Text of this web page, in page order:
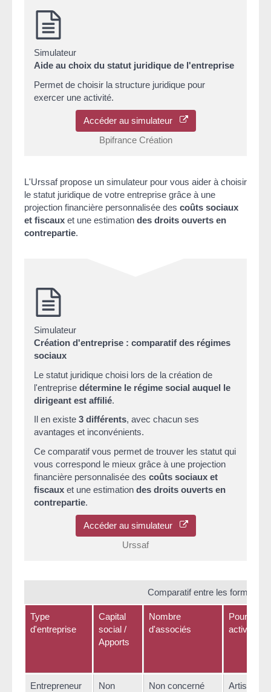
Simulateur
Aide au choix du statut juridique de l'entreprise
Permet de choisir la structure juridique pour
exercer une activité.
Accéder au simulateur
Bpifrance Création
L'Urssaf propose un simulateur pour vous aider à choisir
le statut juridique de votre entreprise grâce à une
projection financière personnalisée des coûts sociaux
et fiscaux et une estimation des droits ouverts en
contrepartie.
Simulateur
Création d'entreprise : comparatif des régimes
sociaux
Le statut juridique choisi lors de la création de
l'entreprise détermine le régime social auquel le
dirigeant est affilié.
Il en existe 3 différents, avec chacun ses
avantages et inconvénients.
Ce comparatif vous permet de trouver les statut qui
vous correspond le mieux grâce à une projection
financière personnalisée des coûts sociaux et
fiscaux et une estimation des droits ouverts en
contrepartie.
Accéder au simulateur
Urssaf
Comparatif entre les formes
Type
d'entreprise
Capital
social /
Apports
Nombre
d'associés
Pour
activité ?
Entrepreneur
Non
Non concerné
Artisan,